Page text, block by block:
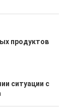
продуктов
ситуации с